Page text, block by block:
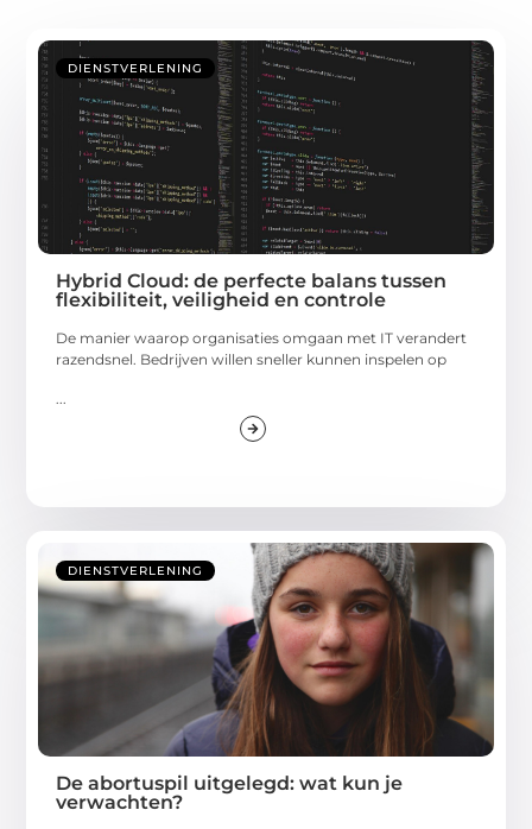
DIENSTVERLENING
Hybrid Cloud: de perfecte balans tussen
flexibiliteit, veiligheid en controle
De manier waarop organisaties omgaan met IT verandert
razendsnel. Bedrijven willen sneller kunnen inspelen op
DIENSTVERLENING
De abortuspil uitgelegd: wat kun je
verwachten?